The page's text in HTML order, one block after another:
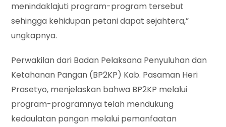
menindaklajuti program-program tersebut
sehingga kehidupan petani dapat sejahtera,”
ungkapnya.
Perwakilan dari Badan Pelaksana Penyuluhan dan
Ketahanan Pangan (BP2KP) Kab. Pasaman Heri
Prasetyo, menjelaskan bahwa BP2KP melalui
program-programnya telah mendukung
kedaulatan pangan melalui pemanfaatan